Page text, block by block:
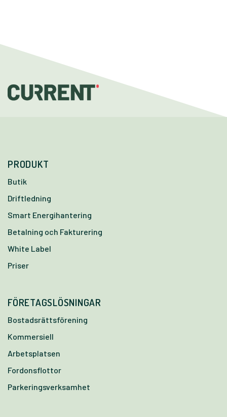
PRODUKT
Butik
Driftledning
Smart Energihantering
Betalning och Fakturering
White Label
Priser
FÖRETAGSLÖSNINGAR
Bostadsrättsförening
Kommersiell
Arbetsplatsen
Fordonsflottor
Parkeringsverksamhet